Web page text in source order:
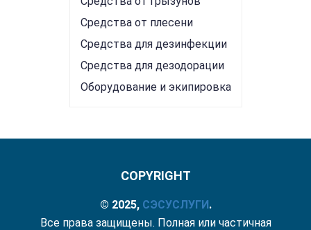
Средства от плесени
Средства для дезинфекции
Средства для дезодорации
Оборудование и экипировка
COPYRIGHT
© 2025, СЭСУСЛУГИ.
Все права защищены. Полная или частичная